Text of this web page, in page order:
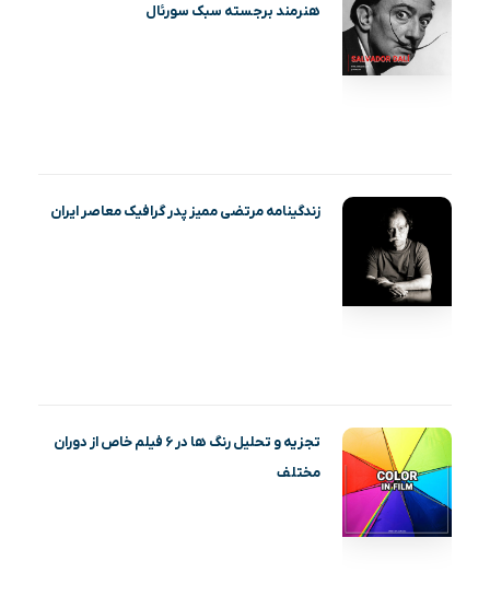
هنرمند برجسته سبک سورئال
زندگینامه مرتضی ممیز پدر گرافیک معاصر ایران
تجزیه و تحلیل رنگ ها در ۶ فیلم خاص از دوران
مختلف